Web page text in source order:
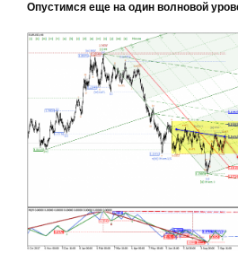
Опустимся еще на один волновой